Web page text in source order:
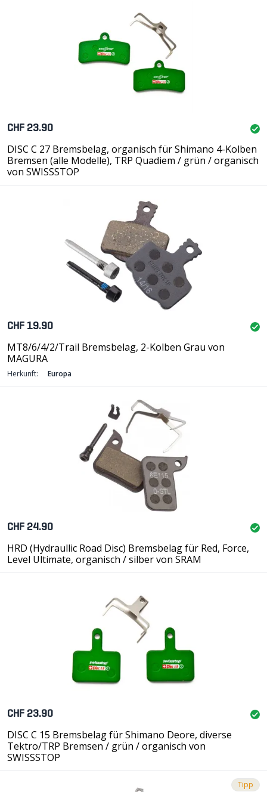
CHF 23.90
DISC C 27 Bremsbelag, organisch für Shimano 4-Kolben
Bremsen (alle Modelle), TRP Quadiem / grün / organisch
von SWISSSTOP
CHF 19.90
MT8/6/4/2/Trail Bremsbelag, 2-Kolben Grau von
MAGURA
Herkunft: Europa
CHF 24.90
HRD (Hydraullic Road Disc) Bremsbelag für Red, Force,
Level Ultimate, organisch / silber von SRAM
CHF 23.90
DISC C 15 Bremsbelag für Shimano Deore, diverse
Tektro/TRP Bremsen / grün / organisch von
SWISSSTOP
Tipp